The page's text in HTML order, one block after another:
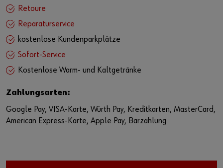
Retoure
Reparaturservice
kostenlose Kundenparkplätze
Sofort-Service
Kostenlose Warm- und Kaltgetränke
Zahlungsarten:
Google Pay, VISA-Karte, Würth Pay, Kreditkarten, MasterCard,
American Express-Karte, Apple Pay, Barzahlung